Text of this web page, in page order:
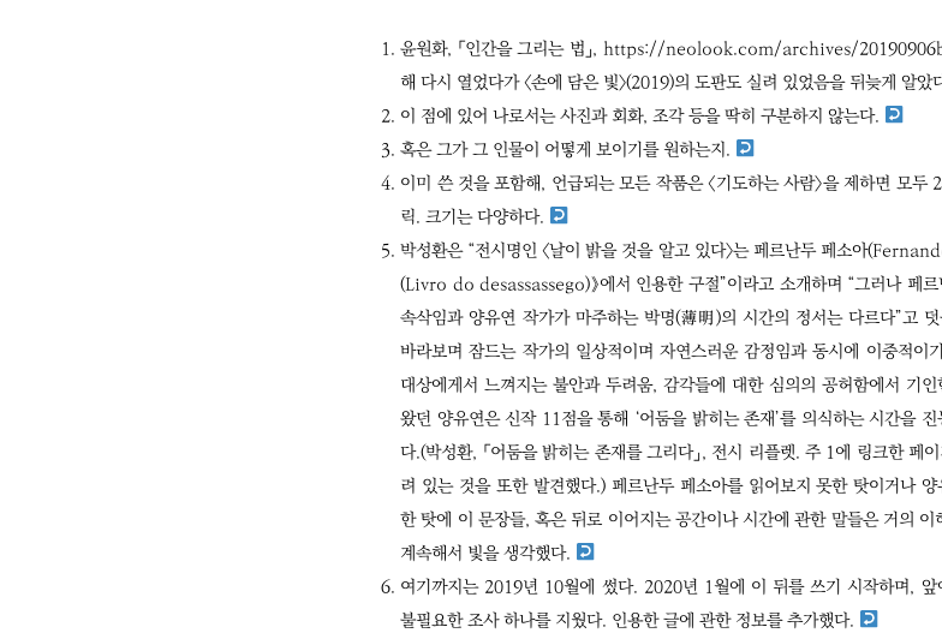
윤원화, 「인간을 그리는 법」, https://neolook.com/archives/
해 다시 열었다가 〈손에 담은 빛〉(2019)의 도판도 실려 있었음을 뒤늦게 알았
이 점에 있어 나로서는 사진과 회화, 조각 등을 딱히 구분하지 않는다.
혹은 그가 그 인물이 어떻게 보이기를 원하는지.
이미 쓴 것을 포함해, 언급되는 모든 작품은 〈기도하는 사람〉을 제하면 모
릭. 크기는 다양하다.
박성환은 “전시명인 〈날이 밝을 것을 알고 있다〉는 페르난두 페소아
(Livro do desassassego)》에서 인용한 구절”이라고 소개하며 “그러나 페
속삭임과 양유연 작가가 마주하는 박명(薄明)의 시간의 정서는 다르다”고
바라보며 잠드는 작가의 일상적이며 자연스러운 감정임과 동시에 이중적이
대상에게서 느껴지는 불안과 두려움, 감각들에 대한 심의의 공허함에서 기
왔던 양유연은 신작 11점을 통해 ‘어둠을 밝히는 존재’를 의식하는 시간을
다.(박성환, 「어둠을 밝히는 존재를 그리다」, 전시 리플렛. 주 1에 링크한 페
려 있는 것을 또한 발견했다.) 페르난두 페소아를 읽어보지 못한 탓이거나
한 탓에 이 문장들, 혹은 뒤로 이어지는 공간이나 시간에 관한 말들은 거의
계속해서 빛을 생각했다.
여기까지는 2019년 10월에 썼다. 2020년 1월에 이 뒤를 쓰기 시작하며,
불필요한 조사 하나를 지웠다. 인용한 글에 관한 정보를 추가했다.